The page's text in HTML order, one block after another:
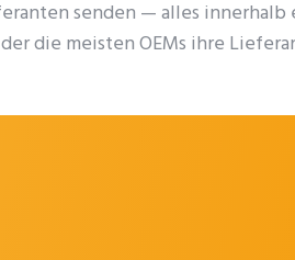
senden — alles innerhalb
die meisten OEMs ihre